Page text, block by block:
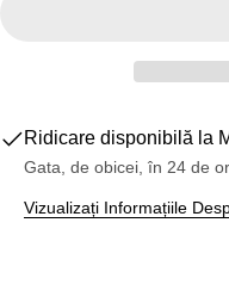
Ridicare disponibilă la
Gata, de obicei, în 24 de
Vizualizați Informațiile